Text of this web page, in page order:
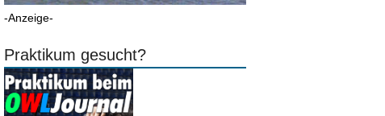
-Anzeige-
Praktikum gesucht?